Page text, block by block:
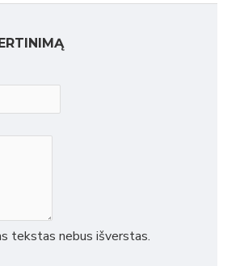
tekstas nebus išverstas.